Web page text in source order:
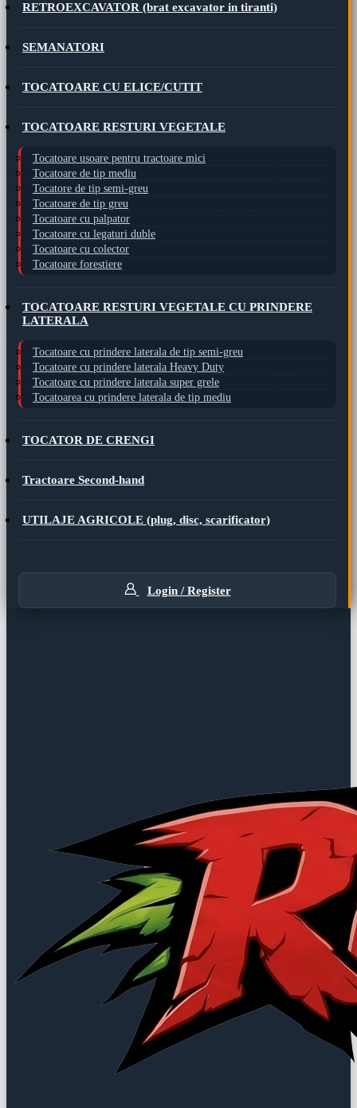
RETROEXCAVATOR (brat excavator in tiranti)
SEMANATORI
TOCATOARE CU ELICE/CUTIT
TOCATOARE RESTURI VEGETALE
Tocatoare usoare pentru tractoare mici
Tocatoare de tip mediu
Tocatore de tip semi-greu
Tocatoare de tip greu
Tocatoare cu palpator
Tocatoare cu legaturi duble
Tocatoare cu colector
Tocatoare forestiere
TOCATOARE RESTURI VEGETALE CU PRINDERE
LATERALA
Tocatoare cu prindere laterala de tip semi-greu
Tocatoare cu prindere laterala Heavy Duty
Tocatoare cu prindere laterala super grele
Tocatoarea cu prindere laterala de tip mediu
TOCATOR DE CRENGI
Tractoare Second-hand
UTILAJE AGRICOLE (plug, disc, scarificator)
Login / Register